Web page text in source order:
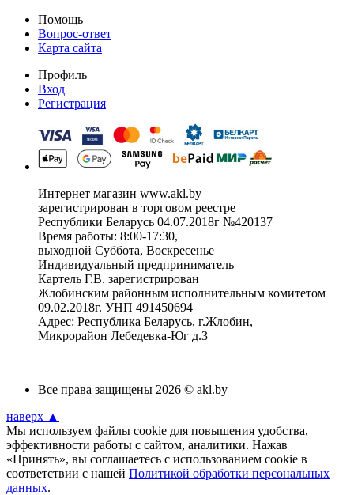
Помощь
Вопрос-ответ
Карта сайта
Профиль
Вход
Регистрация
Интернет магазин www.akl.by
зарегистрирован в торговом реестре
Республики Беларусь 04.07.2018г №420137
Время работы: 8:00-17:30,
выходной Суббота, Воскресенье
Индивидуальный предприниматель
Картель Г.В. зарегистрирован
Жлобинским районным исполнительным комитетом
09.02.2018г. УНП 491450694
Адрес: Республика Беларусь, г.Жлобин,
Микрорайон Лебедевка-Юг д.3
Все права защищены 2026 © akl.by
наверх ▲
Мы используем файлы cookie для повышения удобства,
эффективности работы с сайтом, аналитики. Нажав
«Принять», вы соглашаетесь с использованием cookie в
соответствии с нашей Политикой обработки персональных
данных.